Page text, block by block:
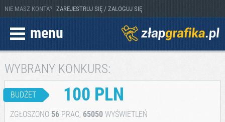
NIE MASZ KONTA? ZAREJESTRUJ SIĘ / ZALOGUJ SIĘ
menu
WYBRANY KONKURS:
BUDŻET 100 PLN
ZGŁOSZONO 56PRAC, 65050WYŚWIETLEŃ